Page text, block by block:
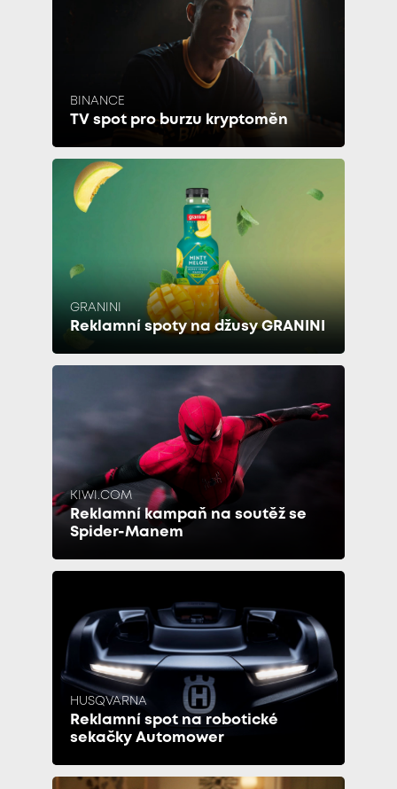
BINANCE
TV spot pro burzu kryptoměn
GRANINI
Reklamní spoty na džusy GRANINI
KIWI.COM
Reklamní kampaň na soutěž se
Spider-Manem
HUSQVARNA
Reklamní spot na robotické
sekačky Automower